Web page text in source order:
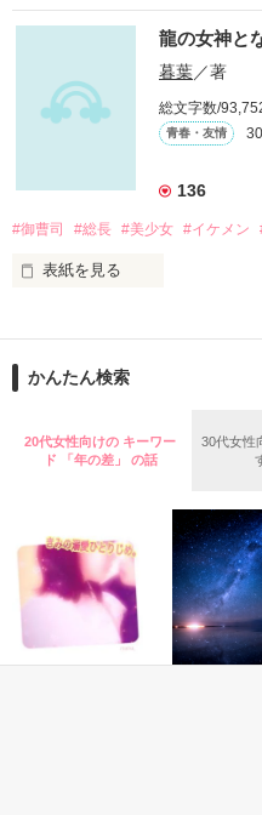
東京から観光に訪れた大学生
彼との出会いにより、
陽咲と駆はほたるの
本当の想いを知っていく――
＊恋愛＆友情＆家族モノ＆ち
＊＊＊＊＊＊＊＊＊＊＊＊＊
一人で過ごしている。
東京から澄ノ島に観光に訪れ
いくつもの島を一人で巡っ
宮村　駆（みやむら　かける
陽咲の幼馴染で高校一年生。
子供の頃からサッカー選手に
夢だったが今はサッカーを辞
海堂　ほたる
陽咲の幼馴染で中学三年生。
数多とある暴走族や愚連隊
走りを専門とする
狼の様に早く
韋駄天の如く闇を舞う
【銀狼】
そんな
今
チーム史上最大の
「今日から私も爆走族！であ
「「「はぁぁぁぁぁぁ！！？
龍の女神と
暮葉／著
総文字数/
青春・友情
136
#御曹司 #総長 #美少女 #イケメン
表紙を見る
全国No.１【蝶凛】
４代目総長  新橋悠基
「１人で泣くんじゃねぇ」
かんたん検索
20代女性向けの キーワー
ド 「年の差」 の話
30代女性